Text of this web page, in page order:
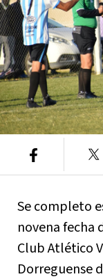
Se completo
novena fecha
Club Atlético
Dorreguense